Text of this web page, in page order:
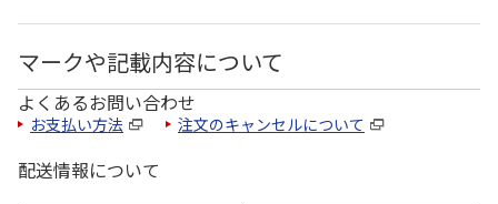
マークや記載内容について
よくあるお問い合わせ
お支払い方法 注文のキャンセルについて
配送情報について